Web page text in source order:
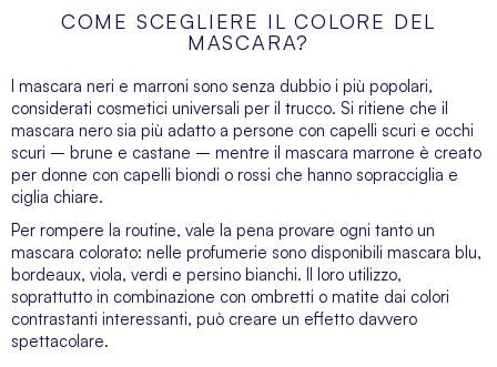
COME SCEGLIERE IL COLORE DEL
MASCARA?
I mascara neri e marroni sono senza dubbio i più popolari,
considerati cosmetici universali per il trucco. Si ritiene che il
mascara nero sia più adatto a persone con capelli scuri e occhi
scuri – brune e castane – mentre il mascara marrone è creato
per donne con capelli biondi o rossi che hanno sopracciglia e
ciglia chiare.
Per rompere la routine, vale la pena provare ogni tanto un
mascara colorato: nelle profumerie sono disponibili mascara blu,
bordeaux, viola, verdi e persino bianchi. Il loro utilizzo,
soprattutto in combinazione con ombretti o matite dai colori
contrastanti interessanti, può creare un effetto davvero
spettacolare.